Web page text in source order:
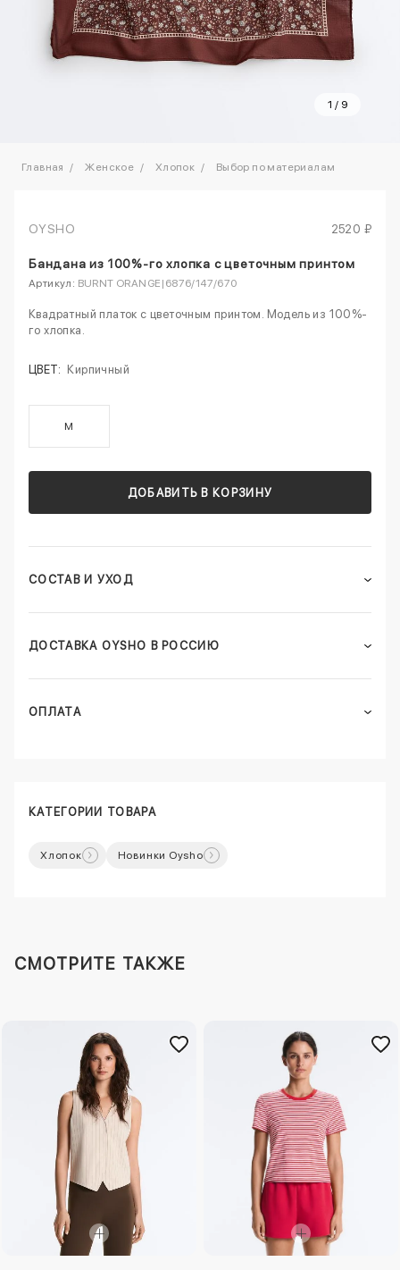
1 / 9
Главная Женское Хлопок Выбор по материалам
OYSHO 2520 ₽
Бандана из 100%-го хлопка с цветочным принтом
Артикул: BURNT ORANGE|6876/147/670
Квадратный платок с цветочным принтом. Модель из 100%-
го хлопка.
ЦВЕТ: Кирпичный
M
ДОБАВИТЬ В КОРЗИНУ
СОСТАВ И УХОД
ДОСТАВКА OYSHO В РОССИЮ
ОПЛАТА
КАТЕГОРИИ ТОВАРА
Хлопок Новинки Oysho
СМОТРИТЕ ТАКЖЕ